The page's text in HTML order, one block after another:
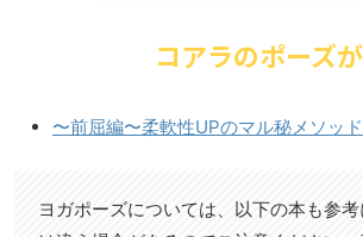
コアラのポーズ
〜前屈編〜柔軟性UPのマル秘メソッド
ヨガポーズについては、以下の本も参